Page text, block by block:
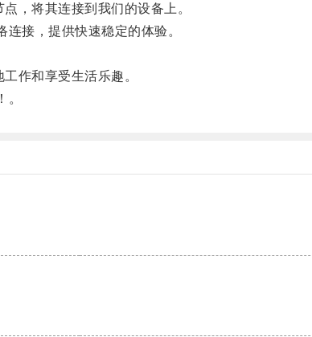
，将其连接到我们的设备上。
接，提供快速稳定的体验。
作和享受生活乐趣。